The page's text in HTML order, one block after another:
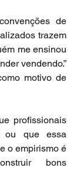
de
trazem
me ensinou
vendendo.”
motivo de
profissionais
ou que essa
o empirismo é
bons